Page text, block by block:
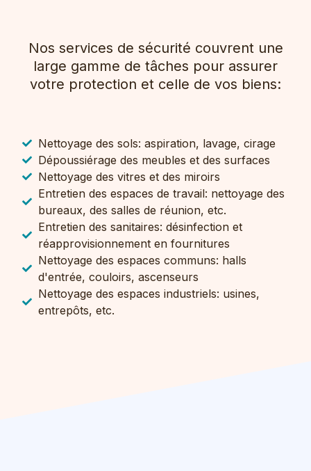
Nos services de sécurité couvrent une
large gamme de tâches pour assurer
votre protection et celle de vos biens:
Nettoyage des sols: aspiration, lavage, cirage
Dépoussiérage des meubles et des surfaces
Nettoyage des vitres et des miroirs
Entretien des espaces de travail: nettoyage des
bureaux, des salles de réunion, etc.
Entretien des sanitaires: désinfection et
réapprovisionnement en fournitures
Nettoyage des espaces communs: halls
d'entrée, couloirs, ascenseurs
Nettoyage des espaces industriels: usines,
entrepôts, etc.